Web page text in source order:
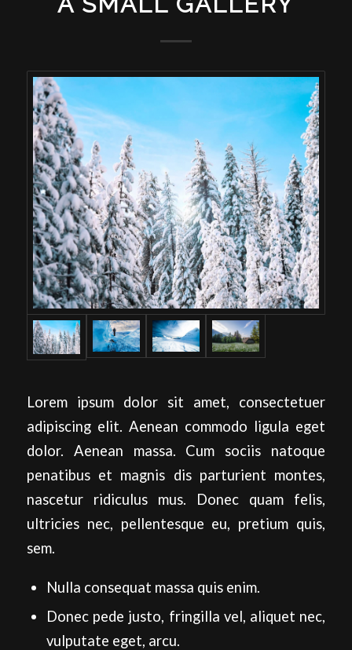
Lorem ipsum dolor sit amet, consectetuer
adipiscing elit. Aenean commodo ligula eget
dolor. Aenean massa. Cum sociis natoque
penatibus et magnis dis parturient montes,
nascetur ridiculus mus. Donec quam felis,
ultricies nec, pellentesque eu, pretium quis,
sem.
Nulla consequat massa quis enim.
Donec pede justo, fringilla vel, aliquet nec,
vulputate eget, arcu.